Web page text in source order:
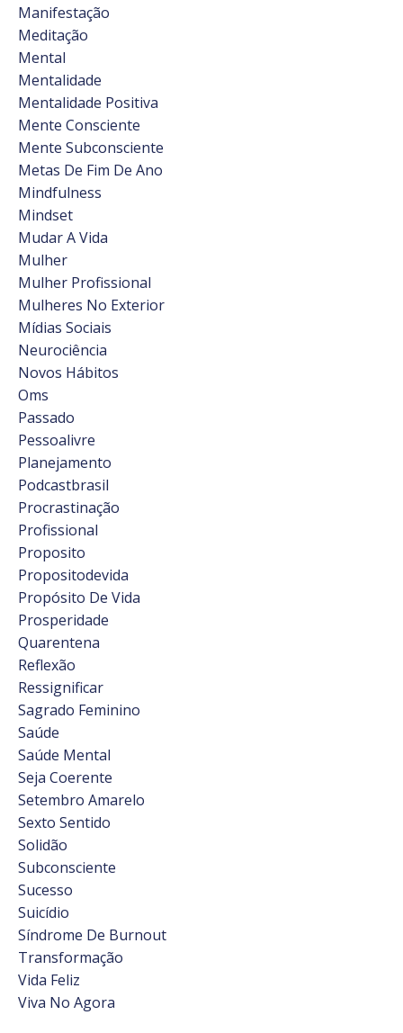
Manifestação
Meditação
Mental
Mentalidade
Mentalidade Positiva
Mente Consciente
Mente Subconsciente
Metas De Fim De Ano
Mindfulness
Mindset
Mudar A Vida
Mulher
Mulher Profissional
Mulheres No Exterior
Mídias Sociais
Neurociência
Novos Hábitos
Oms
Passado
Pessoalivre
Planejamento
Podcastbrasil
Procrastinação
Profissional
Proposito
Propositodevida
Propósito De Vida
Prosperidade
Quarentena
Reflexão
Ressignificar
Sagrado Feminino
Saúde
Saúde Mental
Seja Coerente
Setembro Amarelo
Sexto Sentido
Solidão
Subconsciente
Sucesso
Suicídio
Síndrome De Burnout
Transformação
Vida Feliz
Viva No Agora